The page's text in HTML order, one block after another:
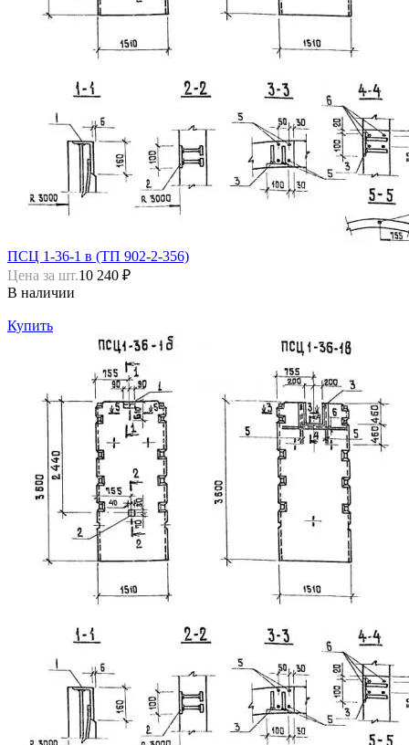
ПСЦ 1-36-1 в (ТП 902-2-356)
Цена за шт.10 240 ₽
В наличии
Купить